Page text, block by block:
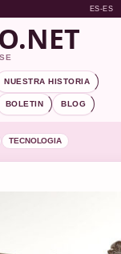
ES-ES
NUESTRA HISTORIA
BOLETIN BLOG
TECNOLOGIA